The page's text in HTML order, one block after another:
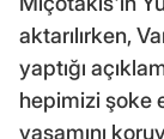
aktarılırken,
yaptığı
hepimizi şoke
yaşamını